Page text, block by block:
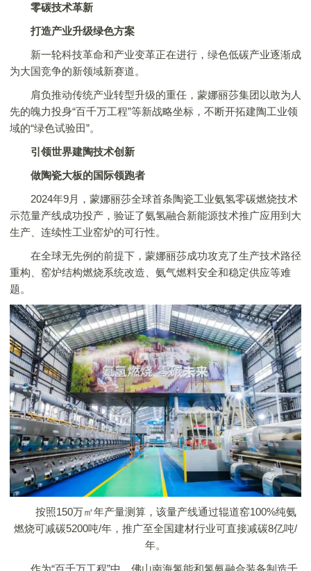
零碳技术革新
打造产业升级绿色方案
新一轮科技革命和产业变革正在进行，绿色低碳产业逐渐成
为大国竞争的新领域新赛道。
肩负推动传统产业转型升级的重任， 蒙娜丽莎集团以敢为人
先的魄力投身“百千万工程”等新战略坐标，不断开拓建陶工业领
域的“绿色试验田”。
引领世界建陶技术创新
做陶瓷大板的国际领跑者
2024年9月， 蒙娜丽莎全球首条陶瓷工业氨氢零碳燃烧技术
示范量产线成功投产，验证了氨氢融合新能源技术推广应用到大
生产、连续性工业窑炉的可行性。
在全球无先例的前提下， 蒙娜丽莎成功攻克了生产技术路径
重构、窑炉结构燃烧系统改造、氨气燃料安全和稳定供应等难
题。
按照150万㎡年产量测算，该量产线通过辊道窑100%纯氨
燃烧可减碳5200吨/年，推广至全国建材行业可直接减碳8亿吨/
年。